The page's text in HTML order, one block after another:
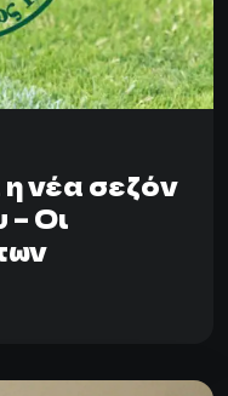
νέα σεζόν
Οι